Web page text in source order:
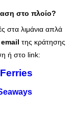
στο πλοίο?
στα λιμάνια απλά
email της κράτησης
ή στο link: